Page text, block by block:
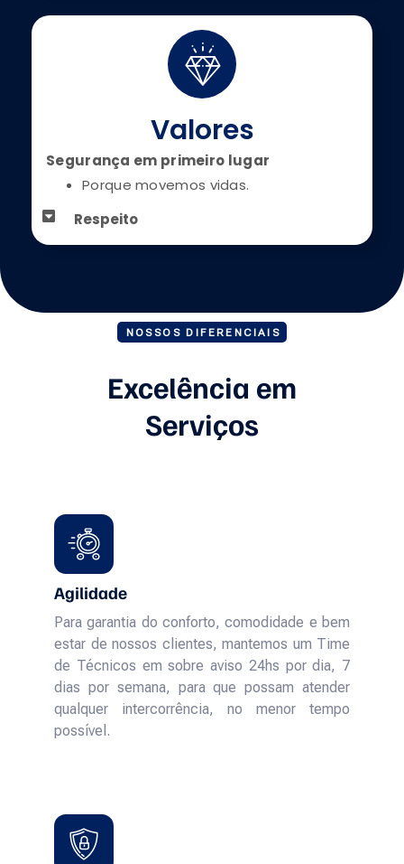
Valores
Segurança em primeiro lugar
Porque movemos vidas.
Respeito
NOSSOS DIFERENCIAIS
Excelência em
Serviços
Agilidade
Para garantia do conforto, comodidade e bem
estar de nossos clientes, mantemos um Time
de Técnicos em sobre aviso 24hs por dia, 7
dias por semana, para que possam atender
qualquer intercorrência, no menor tempo
possível.